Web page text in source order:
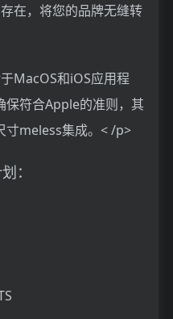
在，将您的品牌无缝转
MacOS和iOS应用程
保符合Apple的准则，其
寸meless集成。< /p>
：